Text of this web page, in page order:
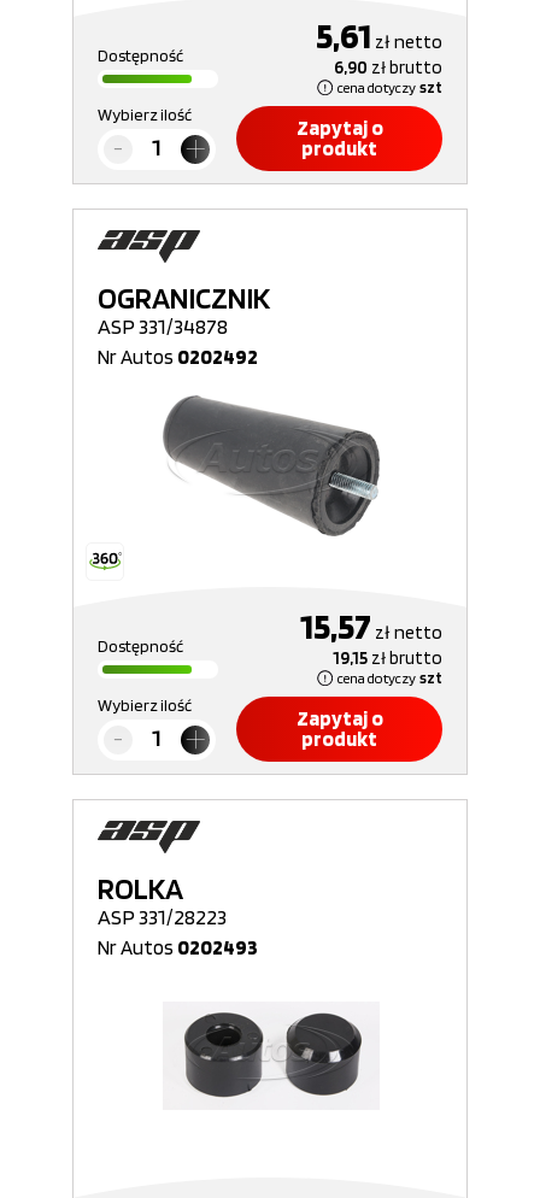
Dostępność 5,61 złnetto
6,90 złbrutto
cena dotyczy szt
Wybierz ilość
Zapytaj o
produkt
OGRANICZNIK
ASP 331/34878
Nr Autos 0202492
Dostępność 15,57 złnetto
19,15 złbrutto
cena dotyczy szt
Wybierz ilość
Zapytaj o
produkt
ROLKA
ASP 331/28223
Nr Autos 0202493